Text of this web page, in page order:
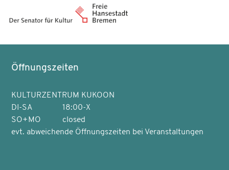
Öffnungszeiten
KULTURZENTRUM KUKOON
DI-SA
18:00-X
SO+MO
closed
evt. abweichende Öffnungszeiten bei Veranstaltungen